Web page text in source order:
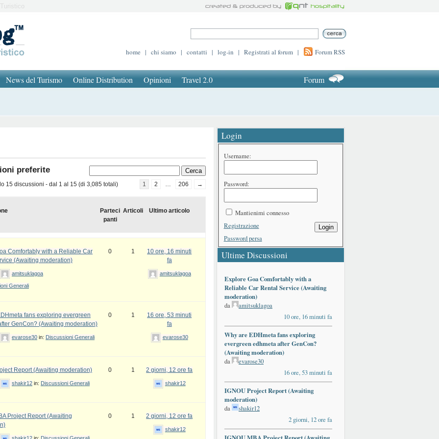
home | chi siamo | contatti | log-in | Registrati al forum | Forum RSS
News del Turismo Online Distribution Opinioni Travel 2.0 Forum
preferite
15 discussioni - dal 1 al 15 (di 3,085 totali) 1 2 … 206 →
Parteci
panti
Articoli Ultimo articolo
Comfortably with a Reliable Car
(Awaiting moderation)
amitsuklagoa
Generali
0 1
10 ore, 16 minuti
fa
amitsuklagoa
fans exploring evergreen
GenCon? (Awaiting moderation)
evarose30 in: Discussioni Generali
0 1
16 ore, 53 minuti
fa
evarose30
Report (Awaiting moderation)
shakir12 in: Discussioni Generali
0 1 2 giorni, 12 ore fa
shakir12
Project Report (Awaiting
0 1 2 giorni, 12 ore fa
shakir12
Login
Username:
Password:
Mantienimi connesso
Login
Registrazione
Password persa
Ultime Discussioni
Explore Goa Comfortably with a
Reliable Car Rental Service (Awaiting
moderation)
da
amitsuklagoa
10 ore, 16 minuti fa
Why are EDHmeta fans exploring
evergreen edhmeta after GenCon?
(Awaiting moderation)
da
evarose30
16 ore, 53 minuti fa
IGNOU Project Report (Awaiting
moderation)
da
shakir12
2 giorni, 12 ore fa